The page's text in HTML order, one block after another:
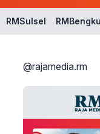
RMSulsel
@rajamedia.rm